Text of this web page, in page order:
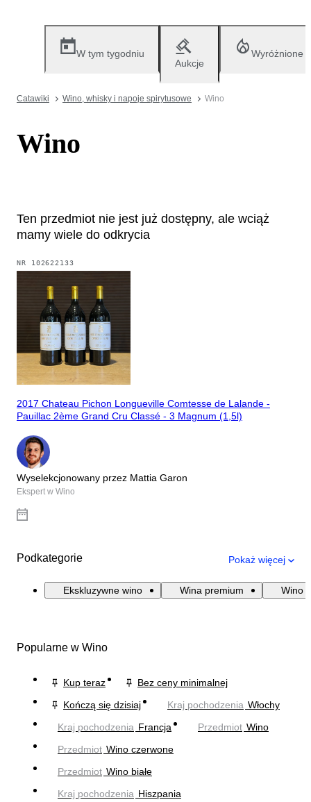
W tym tygodniu
Aukcje
Wyróżnione
Catawiki Wino, whisky i napoje spirytusowe Wino
Wino
Ten przedmiot nie jest już dostępny, ale wciąż
mamy wiele do odkrycia
NR 102622133
2017 Chateau Pichon Longueville Comtesse de Lalande -
Pauillac 2ème Grand Cru Classé - 3 Magnum (1,5l)
Wyselekcjonowany przez Mattia Garon
Ekspert w Wino
Podkategorie Pokaż więcej
Ekskluzywne wino Wina premium Wino
Popularne w Wino
Kup teraz
Bez ceny minimalnej
Kończą się dzisiaj
Kraj pochodzenia Włochy
Kraj pochodzenia Francja Przedmiot Wino
Przedmiot Wino czerwone
Przedmiot Wino białe
Kraj pochodzenia Hiszpania